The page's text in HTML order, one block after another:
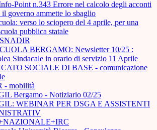
Point n.343 Errore nel calcolo degli acconti
governo ammette lo sbaglio
verso lo sciopero del 4 aprile, per una
pubblica statale
BERGAMO: Newsletter 10/25 :
Sindacale in orario di servizio 11 Aprile
SOCIALE DI BASE - comunicazione
- mobilità
Bergamo - Notiziario 02/25
WEBINAR PER DSGA E ASSISTENTI